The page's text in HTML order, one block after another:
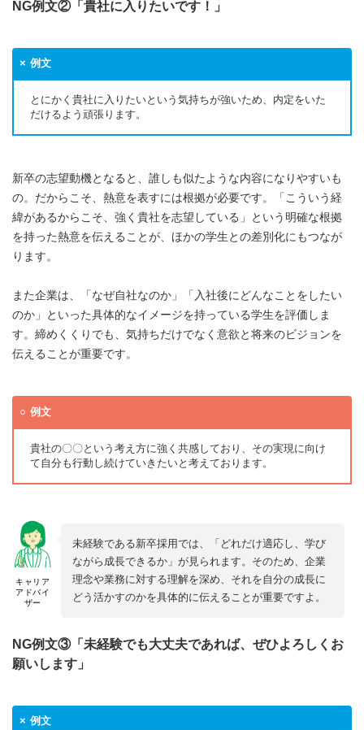
NG例文②「貴社に入りたいです！」
例文
とにかく貴社に入りたいという気持ちが強いため、内定をいた
だけるよう頑張ります。
新卒の志望動機となると、誰しも似たような内容になりやすいも
の。だからこそ、熱意を表すには根拠が必要です。「こういう経
緯があるからこそ、強く貴社を志望している」という明確な根拠
を持った熱意を伝えることが、ほかの学生との差別化にもつなが
ります。
また企業は、「なぜ自社なのか」「入社後にどんなことをしたい
のか」といった具体的なイメージを持っている学生を評価しま
す。締めくくりでも、気持ちだけでなく意欲と将来のビジョンを
伝えることが重要です。
例文
貴社の〇〇という考え方に強く共感しており、その実現に向け
て自分も行動し続けていきたいと考えております。
キャリア
アドバイ
ザー
未経験である新卒採用では、「どれだけ適応し、学び
ながら成長できるか」が見られます。そのため、企業
理念や業務に対する理解を深め、それを自分の成長に
どう活かすのかを具体的に伝えることが重要ですよ。
NG例文③「未経験でも大丈夫であれば、ぜひよろしくお
願いします」
例文